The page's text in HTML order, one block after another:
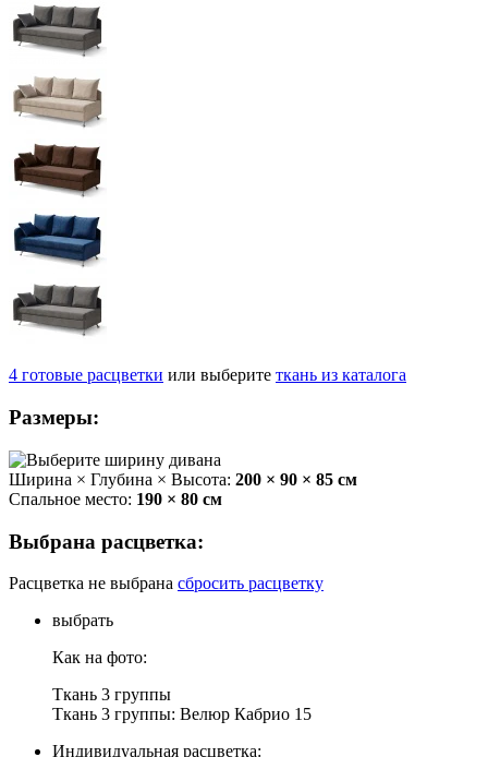
4 готовые расцветки или выберите ткань из каталога
Размеры:
Ширина × Глубина × Высота: 200 × 90 × 85 см
Спальное место: 190 × 80 см
Выбрана расцветка:
Расцветка не выбрана сбросить расцветку
выбрать
Как на фото:
Ткань 3 группы
Ткань 3 группы: Велюр Кабрио 15
Индивидуальная расцветка: